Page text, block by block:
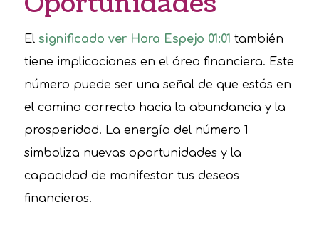
El significado ver Hora Espejo 01:01 también
tiene implicaciones en el área financiera. Este
número puede ser una señal de que estás en
el camino correcto hacia la abundancia y la
prosperidad. La energía del número 1
simboliza nuevas oportunidades y la
capacidad de manifestar tus deseos
financieros.